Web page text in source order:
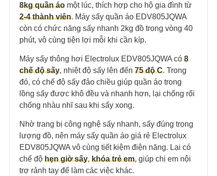
8kg quần áo một lúc, thích hợp cho hộ gia đình từ
2-4 thành viên. Máy sấy quần áo EDV805JQWA
còn có chức năng sấy nhanh 2kg đồ trong vòng 40
phút, vô cùng tiện lợi mỗi khi cần kíp.
Máy sấy thông hơi Electrolux EDV805JQWA có 8
chế độ sấy, nhiệt độ sấy lên đến 75 độ C. Trong
đó, có chế độ sấy đảo chiều giúp quần áo trong
lồng sấy được khô đều và nhanh hơn, lại chống rối
chống nhàu nhĩ sau khi sấy xong.
Nhờ trang bị công nghệ sấy nhanh, sấy đúng trọng
lượng đồ, nên máy sấy quần áo giá rẻ Electrolux
EDV805JQWA vô cùng tiết kiệm điện năng. Lại có
chế độ hẹn giờ sấy, khóa trẻ em, giúp chị em nội
trợ rảnh tay để làm các việc khác.